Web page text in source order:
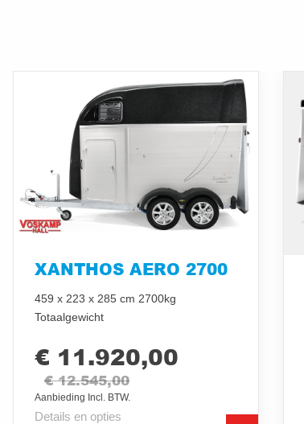
XANTHOS AERO 2700
459 x 223 x 285 cm 2700kg
Totaalgewicht
€ 11.920,00
€ 12.545,00
Aanbieding Incl. BTW.
Details en opties